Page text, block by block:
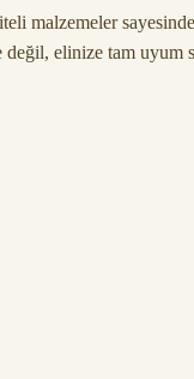
malzemeler
elinize tam uyum